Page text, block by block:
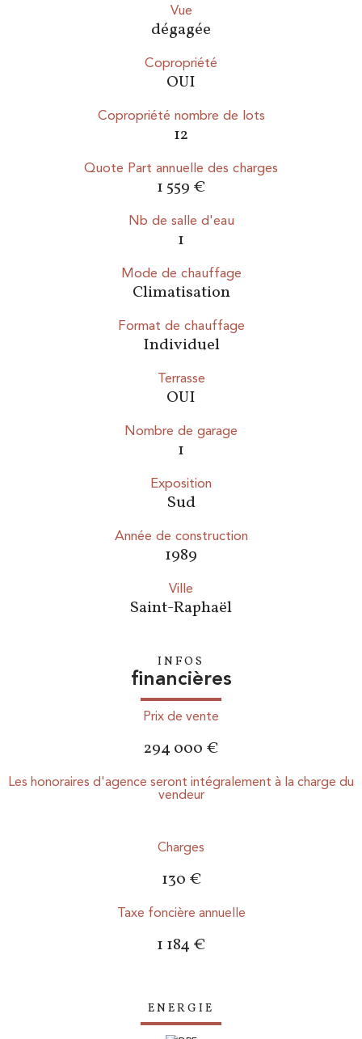
Vue
dégagée
Copropriété
OUI
Copropriété nombre de lots
12
Quote Part annuelle des charges
1 559 €
Nb de salle d'eau
1
Mode de chauffage
Climatisation
Format de chauffage
Individuel
Terrasse
OUI
Nombre de garage
1
Exposition
Sud
Année de construction
1989
ville
Saint-Raphaël
INFOS
financières
Prix de vente
294 000 €
Les honoraires d'agence seront intégralement à la charge du
vendeur
Charges
130 €
Taxe foncière annuelle
1 184 €
ENERGIE